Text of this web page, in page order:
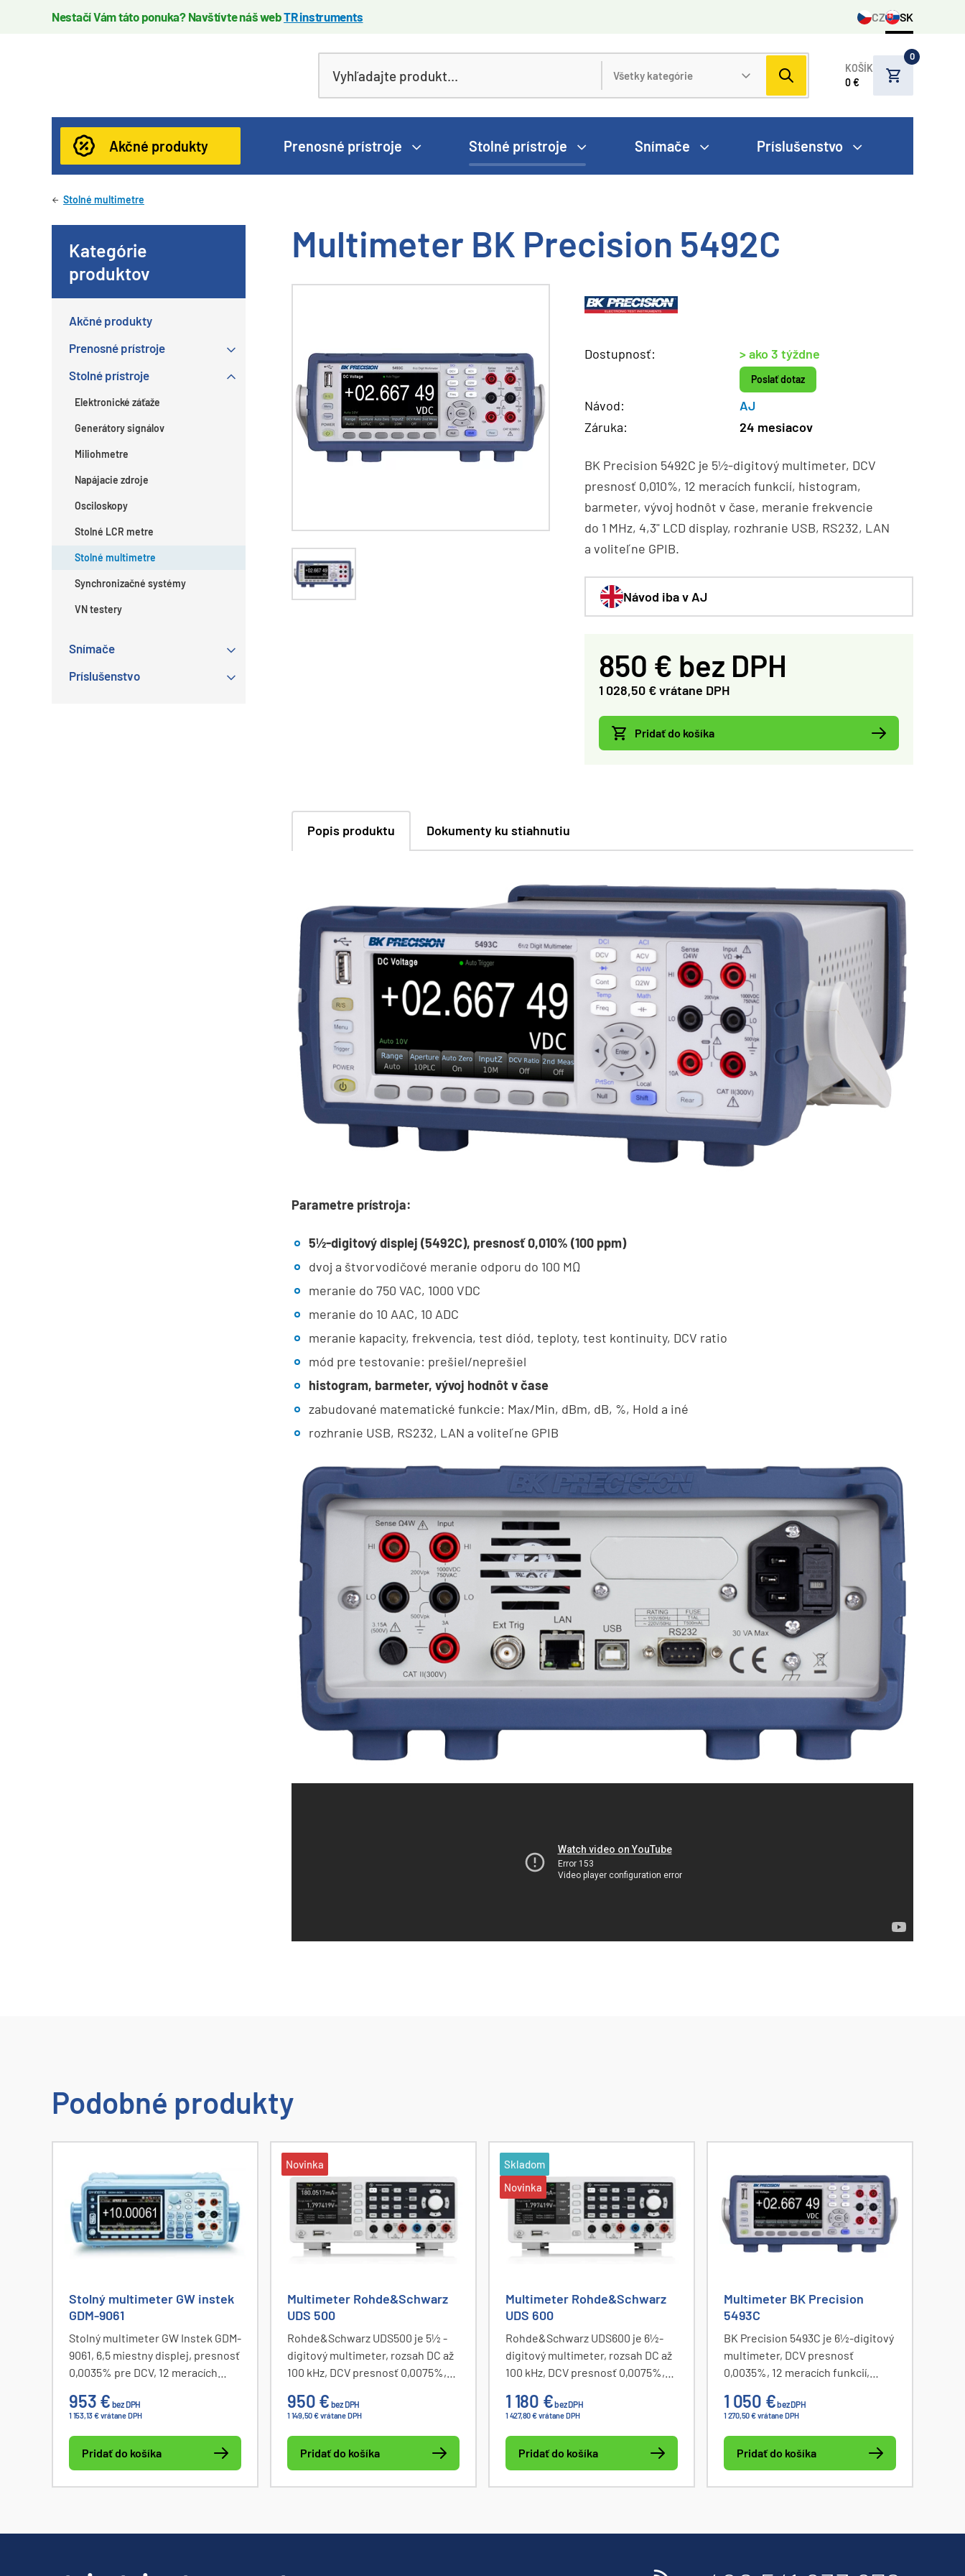
Nestačí Vám táto ponuka? Navštívte náš webTR instruments CZ SK
KOŠÍK
0 €
0
Akčné produkty Prenosné prístroje Stolné prístroje Snímače Príslušenstvo
Stolné multimetre
Kategórie
produktov
Akčné produkty
Prenosné prístroje
Stolné prístroje
Elektronické záťaže
Generátory signálov
Miliohmetre
Napájacie zdroje
Osciloskopy
Stolné LCR metre
Stolné multimetre
Synchronizačné systémy
VN testery
Snímače
Príslušenstvo
Multimeter BK Precision 5492C
Dostupnosť: > ako 3 týždne
Poslať dotaz
Návod:
AJ
Záruka:
24 mesiacov
BK Precision 5492C je 5½-digitový multimeter, DCV
presnosť 0,010%, 12 meracích funkcií, histogram,
barmeter, vývoj hodnôt v čase, meranie frekvencie
do 1 MHz, 4,3" LCD display, rozhranie USB, RS232, LAN
a voliteľne GPIB.
Návod iba v AJ
850 € bez DPH
1 028,50 € vrátane DPH
Pridať do košíka
Popis produktu Dokumenty ku stiahnutiu
Parametre prístroja:
5½-digitový displej (5492C), presnosť 0,010% (100 ppm)
dvoj a štvorvodičové meranie odporu do 100 MΩ
meranie do 750 VAC, 1000 VDC
meranie do 10 AAC, 10 ADC
meranie kapacity, frekvencia, test diód, teploty, test kontinuity, DCV ratio
mód pre testovanie: prešiel/neprešiel
histogram, barmeter, vývoj hodnôt v čase
zabudované matematické funkcie: Max/Min, dBm, dB, %, Hold a iné
rozhranie USB, RS232, LAN a voliteľne GPIB
Podobné produkty
Stolný multimeter GW instek
GDM-9061
Stolný multimeter GW Instek GDM-
9061, 6,5 miestny displej, presnosť
0,0035% pre DCV, 12 meracích
a 4-vodičovo, frekvencia, perióda,
test diód, kontinuity, teplota a
kapacita, duálne meranie,
zobrazenie histogramu, rozhranie
953 € bez DPH
1 153,13 € vrátane DPH
Pridať do košíka
Novinka
Multimeter Rohde&Schwarz
UDS 500
Rohde&Schwarz UDS500 je 5½ -
digitový multimeter, rozsah DC až
100 kHz, DCV presnosť 0,0075%,
funkcie, 12 meracích funkcií,
webový server, rozhranie USB a
LAN.
950 € bez DPH
1 149,50 € vrátane DPH
Pridať do košíka
Skladom
Novinka
Multimeter Rohde&Schwarz
UDS 600
Rohde&Schwarz UDS600 je 6½-
digitový multimeter, rozsah DC až
100 kHz, DCV presnosť 0,0075%,
funkcie, 12 meracích funkcií,
webový server, rozhranie USB a
LAN.
1 180 €bez DPH
1 427,80 € vrátane DPH
Pridať do košíka
Multimeter BK Precision
5493C
BK Precision 5493C je 6½-digitový
multimeter, DCV presnosť
0,0035%, 12 meracích funkcií,
hodnôt v čase, meranie
frekvencie do 1 MHz, 4,3" LCD
display, rozhranie USB, RS232,
LAN a voliteľne GPIB.
1 050 €bez DPH
1 270,50 € vrátane DPH
Pridať do košíka